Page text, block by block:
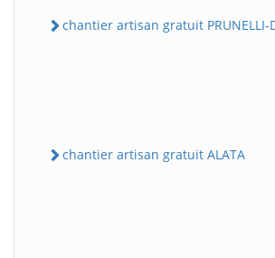
chantier artisan gratuit PRUNELLI-
chantier artisan gratuit ALATA